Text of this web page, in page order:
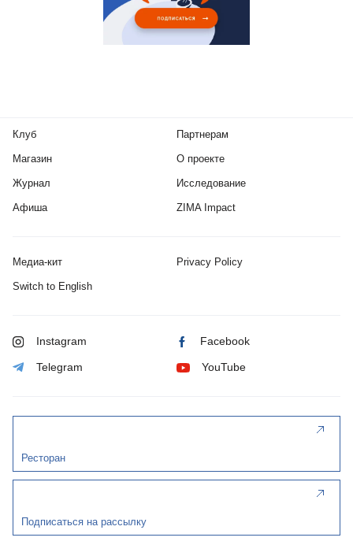
Клуб
Магазин
Журнал
Афиша
Партнерам
О проекте
Исследование
ZIMA Impact
Медиа-кит Privacy Policy
Switch to English
Instagram Facebook
Telegram YouTube
Ресторан
Подписаться на рассылку